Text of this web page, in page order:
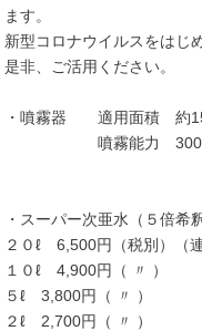
ます。
新型コロナウイルスをはじ
是非、ご活用ください。
・噴霧器 適用面積 約
噴霧能力 300ml/h(
・スーパー次亜水（５倍希
２０ℓ 6,500円（税別）（
１０ℓ 4,900円（ 〃 ）
５ℓ 3,800円（ 〃 ）
２ℓ 2,700円（ 〃 ）